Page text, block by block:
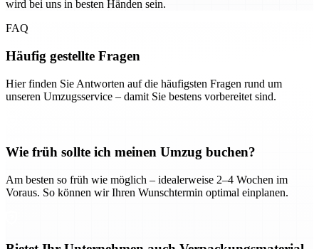
wird bei uns in besten Händen sein.
FAQ
Häufig gestellte Fragen
Hier finden Sie Antworten auf die häufigsten Fragen rund um
unseren Umzugsservice – damit Sie bestens vorbereitet sind.
Wie früh sollte ich meinen Umzug buchen?
Am besten so früh wie möglich – idealerweise 2–4 Wochen im
Voraus. So können wir Ihren Wunschtermin optimal einplanen.